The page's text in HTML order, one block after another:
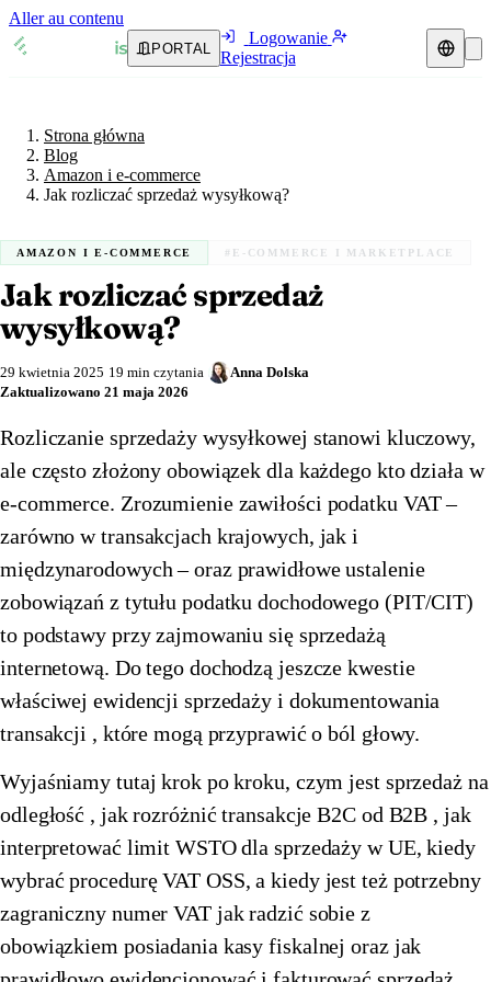
Aller au contenu
🇦🇹Austria
🇧🇪 Belgia
🇧🇬 Bułgaria
🇭🇷 Chorwacja
🇨🇾 Cypr
Czechy
🇩🇰 Dania
🇪🇪 Estonia
Finlandia
🇫🇷 Francja
🇪🇱
🇪🇸 Hiszpania
🇳🇱
🇱🇹 Litwa
🇱🇺 Luksemburg
🇱🇻
🇲🇹 Malta
Przewodniki VAT
🇦🇹Austria
🇧🇪 Belgia
🇧🇬 Bułgaria
🇭🇷 Chorwacja
🇨🇾 Cypr
🇨🇿
🇩🇰 Dania
🇫🇮 Finlandia
🇫🇷 Francja
🇪🇱 Grecja
🇪🇸 Hiszpania
🇮🇪 Irlandia
🇱🇹 Litwa
🇱🇻 Łotwa
Zasoby i blog
Blog
Weryfikacja numeru VAT
Kalkulator VAT
PORTAL
Logowanie
Rejestracja
Strona główna
Blog
Amazon i e-commerce
Jak rozliczać sprzedaż wysyłkową?
AMAZON I E-COMMERCE #E-COMMERCE I MARKETPLACE
Jak rozliczać sprzedaż
wysyłkową?
29 kwietnia 2025 19 min czytania
Anna Dolska
Zaktualizowano 21 maja 2026
Rozliczanie sprzedaży wysyłkowej stanowi kluczowy,
ale często złożony obowiązek dla każdego kto działa w
e-commerce. Zrozumienie zawiłości podatku VAT –
zarówno w transakcjach krajowych, jak i
międzynarodowych – oraz prawidłowe ustalenie
zobowiązań z tytułu podatku dochodowego (PIT/CIT)
to podstawy przy zajmowaniu się sprzedażą
internetową. Do tego dochodzą jeszcze kwestie
właściwej ewidencji sprzedaży i dokumentowania
transakcji , które mogą przyprawić o ból głowy.
Wyjaśniamy tutaj krok po kroku, czym jest sprzedaż na
odległość , jak rozróżnić transakcje B2C od B2B , jak
interpretować limit WSTO dla sprzedaży w UE, kiedy
wybrać procedurę VAT OSS, a kiedy jest też potrzebny
zagraniczny numer VAT jak radzić sobie z
obowiązkiem posiadania kasy fiskalnej oraz jak